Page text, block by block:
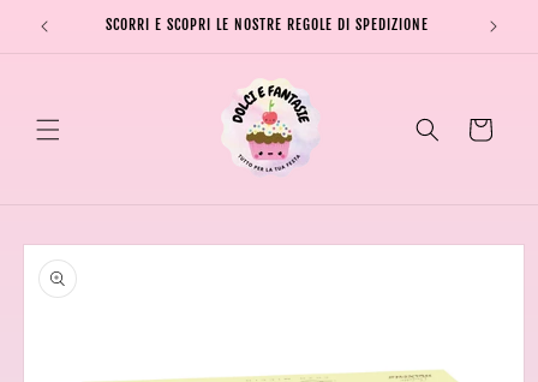
direttamenteSCORRI E SCOPRI LE NOSTRE REGOLE DI SPEDIZIONE
Carrello
Passa alle
informazioni
sul prodotto